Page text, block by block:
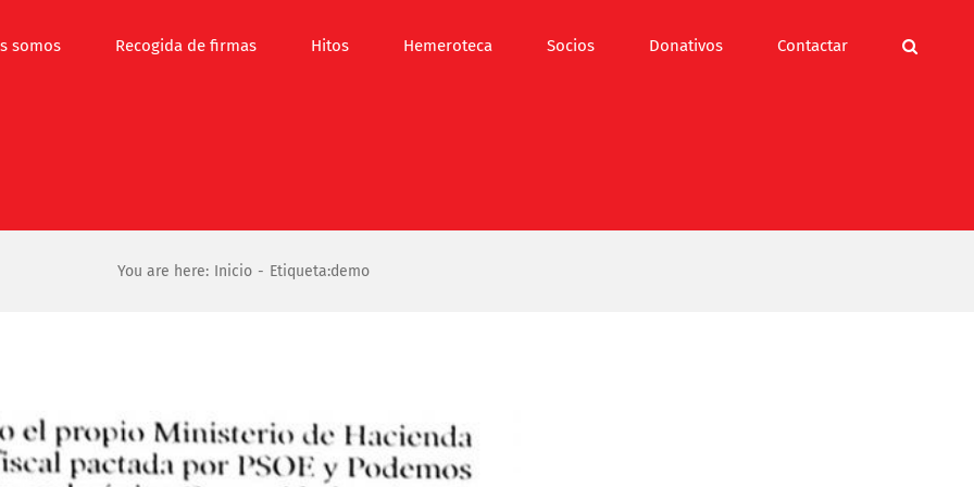
somos Recogida de firmas Hitos Hemeroteca Socios Donativos Contactar
You are here: Inicio Etiqueta:demo